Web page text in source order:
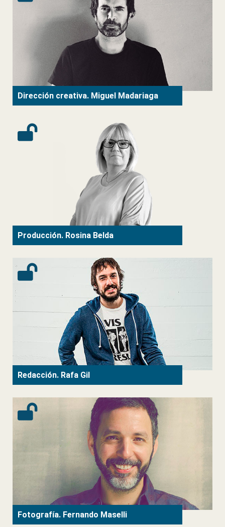
Dirección creativa. Miguel Madariaga
Producción. Rosina Belda
Redacción. Rafa Gil
Fotografía. Fernando Maselli